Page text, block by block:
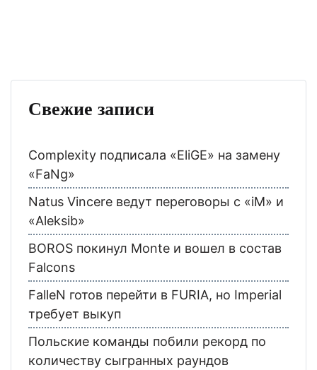
Свежие записи
Complexity подписала «EliGE» на замену
«FaNg»
Natus Vincere ведут переговоры с «iM» и
«Aleksib»
BOROS покинул Monte и вошел в состав
Falcons
FalleN готов перейти в FURIA, но Imperial
требует выкуп
Польские команды побили рекорд по
количеству сыгранных раундов